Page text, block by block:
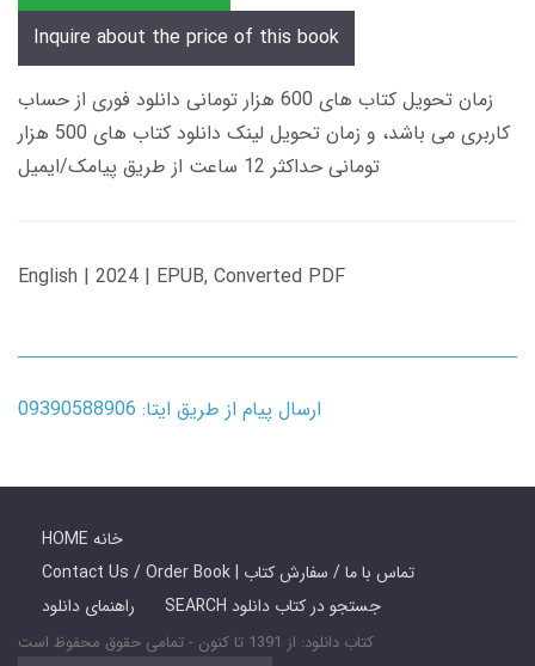
Inquire about the price of this book
زمان تحویل کتاب های 600 هزار تومانی دانلود فوری از حساب
کاربری می باشد، و زمان تحویل لینک دانلود کتاب های 500 هزار
تومانی حداکثر 12 ساعت از طریق پیامک/ایمیل
English | 2024 | EPUB, Converted PDF
ارسال پیام از طریق ایتا: 09390588906
HOME خانه
Contact Us / Order Book | تماس با ما / سفارش کتاب
راهنمای دانلود
SEARCH جستجو در کتاب دانلود
کتاب دانلود: از 1391 تا کنون - تمامی حقوق محفوظ است